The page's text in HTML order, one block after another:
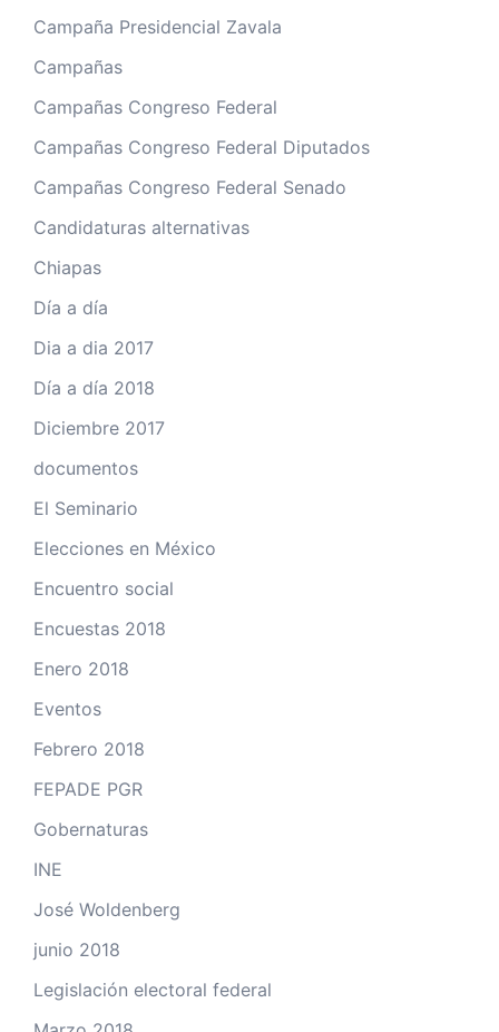
Campaña Presidencial Zavala
Campañas
Campañas Congreso Federal
Campañas Congreso Federal Diputados
Campañas Congreso Federal Senado
Candidaturas alternativas
Chiapas
Día a día
Dia a dia 2017
Día a día 2018
Diciembre 2017
documentos
El Seminario
Elecciones en México
Encuentro social
Encuestas 2018
Enero 2018
Eventos
Febrero 2018
FEPADE PGR
Gobernaturas
INE
José Woldenberg
junio 2018
Legislación electoral federal